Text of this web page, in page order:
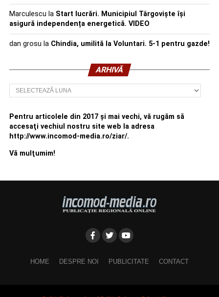
Marculescu la Start lucrări. Municipiul Târgoviște își
asigură independența energetică. VIDEO
dan grosu la Chindia, umilită la Voluntari. 5-1 pentru gazde!
ARHIVĂ
Arhivă
Pentru articolele din 2017 şi mai vechi, vă rugăm să
accesaţi vechiul nostru site web la adresa
http://www.incomod-media.ro/ziar/.
Vă mulţumim!
HOME DESPRE NOI PUBLICITATE CONTACT